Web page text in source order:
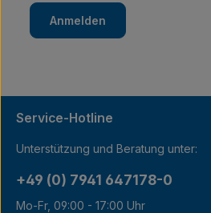
Anmelden
Service-Hotline
Unterstützung und Beratung unter:
+49 (0) 7941 647178-0
Mo-Fr, 09:00 - 17:00 Uhr